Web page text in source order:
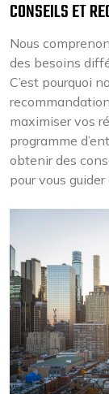
CONSEILS ET
Nous
des besoins
C’est pourquoi
maximiser vos
programme
obtenir des
pour vous